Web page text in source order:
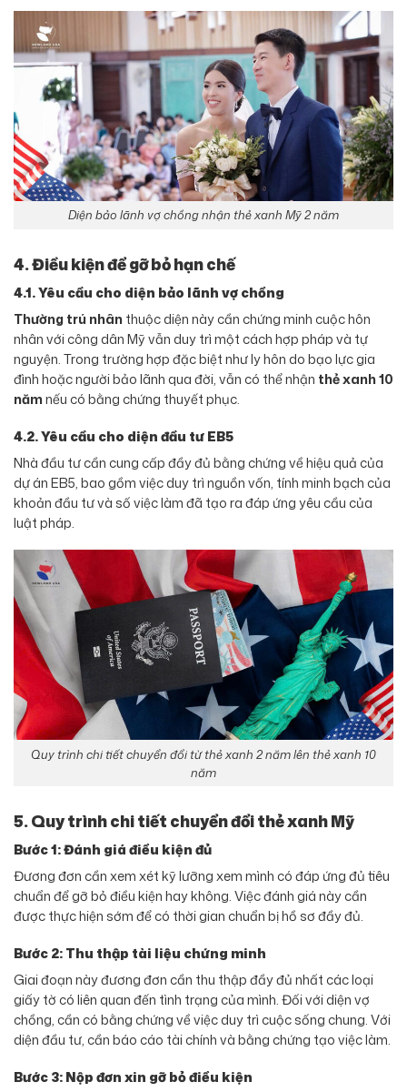
Diện bảo lãnh vợ chồng nhận thẻ xanh Mỹ 2 năm
4. Điều kiện để gỡ bỏ hạn chế
4.1. Yêu cầu cho diện bảo lãnh vợ chồng
Thường trú nhânthuộc diện này cần chứng minh cuộc hôn
nhân với công dân Mỹ vẫn duy trì một cách hợp pháp và tự
nguyện. Trong trường hợp đặc biệt như ly hôn do bạo lực gia
đình hoặc người bảo lãnh qua đời, vẫn có thể nhận thẻ xanh 10
nămnếu có bằng chứng thuyết phục.
4.2. Yêu cầu cho diện đầu tư EB5
Nhà đầu tư cần cung cấp đầy đủ bằng chứng về hiệu quả của
dự án EB5, bao gồm việc duy trì nguồn vốn, tính minh bạch của
khoản đầu tư và số việc làm đã tạo ra đáp ứng yêu cầu của
luật pháp.
Quy trình chi tiết chuyển đổi từ thẻ xanh 2 năm lên thẻ xanh 10
năm
5. Quy trình chi tiết chuyển đổi thẻ xanh Mỹ
Bước 1: Đánh giá điều kiện đủ
Đương đơn cần xem xét kỹ lưỡng xem mình có đáp ứng đủ tiêu
chuẩn để gỡ bỏ điều kiện hay không. Việc đánh giá này cần
được thực hiện sớm để có thời gian chuẩn bị hồ sơ đầy đủ.
Bước 2: Thu thập tài liệu chứng minh
Giai đoạn này đương đơn cần thu thập đầy đủ nhất các loại
giấy tờ có liên quan đến tình trạng của mình. Đối với diện vợ
chồng, cần có bằng chứng về việc duy trì cuộc sống chung. Với
diện đầu tư, cần báo cáo tài chính và bằng chứng tạo việc làm.
Bước 3: Nộp đơn xin gỡ bỏ điều kiện